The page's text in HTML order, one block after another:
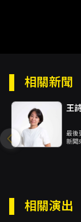
桌）與不同
分桌次為4
明辦理。付
（VISA/
（以 KKTIX
無中場休息
可能存在）
前30分鐘入
BBFFMF；
更多演出與
相關新聞
王
最後
新聞
相關演出